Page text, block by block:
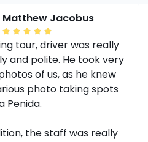
Matthew Jacobus
tour, driver was really
and polite. He took very
of us, as he knew
photo taking spots
Penida.
the staff was really